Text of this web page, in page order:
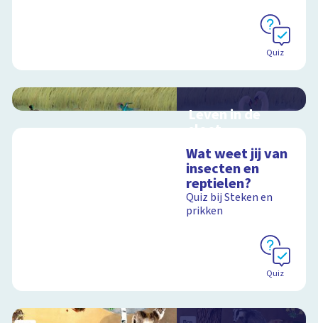
Quiz
Leven in de
sloot
schoolplaat over het
slootleven
Wat weet jij van
insecten en
reptielen?
Quiz bij Steken en
prikken
Quiz